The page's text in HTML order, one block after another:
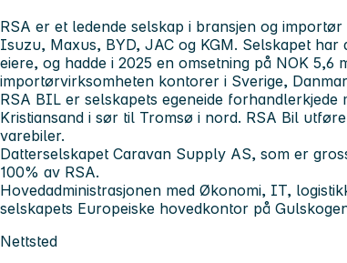
RSA er et ledende selskap i bransjen og
Isuzu, Maxus, BYD, JAC og KGM. Selskapet har
eiere, og hadde i 2025 en omsetning på NOK
importørvirksomheten kontorer i Sverige,
RSA BIL er selskapets egeneide
Kristiansand i sør til Tromsø i nord. RSA Bil
varebiler.
Datterselskapet Caravan Supply AS, som er
100% av RSA.
Hovedadministrasjonen med Økonomi, IT,
selskapets Europeiske hovedkontor på
Nettsted